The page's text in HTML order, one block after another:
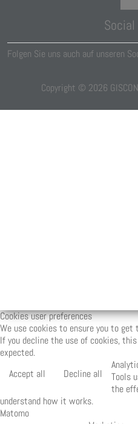
Social
Folgen Sie uns auch auf unseren
Copyright © 2026
Cookies user preferences
We use cookies to ensure you to
If you decline the use of cookies,
expected.
Accept all
Decline all
Tools
the
understand how it works.
Matomo
Marketing